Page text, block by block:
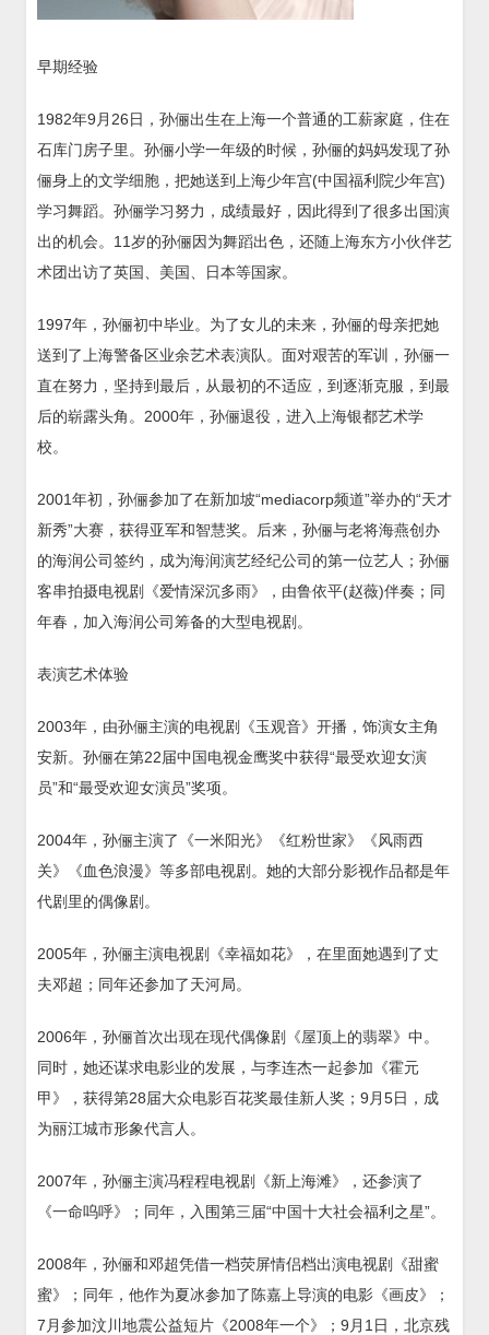
早期经验
1982年9月26日，孙俪出生在上海一个普通的工薪家庭，住在
石库门房子里。孙俪小学一年级的时候，孙俪的妈妈发现了孙
俪身上的文学细胞，把她送到上海少年宫(中国福利院少年宫)
学习舞蹈。孙俪学习努力，成绩最好，因此得到了很多出国演
出的机会。11岁的孙俪因为舞蹈出色，还随上海东方小伙伴艺
术团出访了英国、美国、日本等国家。
1997年，孙俪初中毕业。为了女儿的未来，孙俪的母亲把她
送到了上海警备区业余艺术表演队。面对艰苦的军训，孙俪一
直在努力，坚持到最后，从最初的不适应，到逐渐克服，到最
后的崭露头角。2000年，孙俪退役，进入上海银都艺术学
校。
2001年初，孙俪参加了在新加坡“mediacorp频道”举办的“天才
新秀”大赛，获得亚军和智慧奖。后来，孙俪与老将海燕创办
的海润公司签约，成为海润演艺经纪公司的第一位艺人；孙俪
客串拍摄电视剧《爱情深沉多雨》，由鲁依平(赵薇)伴奏；同
年春，加入海润公司筹备的大型电视剧。
表演艺术体验
2003年，由孙俪主演的电视剧《玉观音》开播，饰演女主角
安新。孙俪在第22届中国电视金鹰奖中获得“最受欢迎女演
员”和“最受欢迎女演员”奖项。
2004年，孙俪主演了《一米阳光》《红粉世家》《风雨西
关》《血色浪漫》等多部电视剧。她的大部分影视作品都是年
代剧里的偶像剧。
2005年，孙俪主演电视剧《幸福如花》，在里面她遇到了丈
夫邓超；同年还参加了天河局。
2006年，孙俪首次出现在现代偶像剧《屋顶上的翡翠》中。
同时，她还谋求电影业的发展，与李连杰一起参加《霍元
甲》，获得第28届大众电影百花奖最佳新人奖；9月5日，成
为丽江城市形象代言人。
2007年，孙俪主演冯程程电视剧《新上海滩》，还参演了
《一命呜呼》；同年，入围第三届“中国十大社会福利之星”。
2008年，孙俪和邓超凭借一档荧屏情侣档出演电视剧《甜蜜
蜜》；同年，他作为夏冰参加了陈嘉上导演的电影《画皮》；
7月参加汶川地震公益短片《2008年一个》；9月1日，北京残